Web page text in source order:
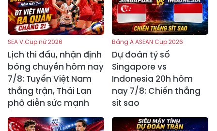
SEA V.Cup nữ 2026
Lịch thi đấu, nhận định
bóng chuyền hôm nay
7/8: Tuyển Việt Nam
thắng trận, Thái Lan
phô diễn sức mạnh
Bảng A ASEAN Cup 2026
Dự đoán tỷ số
Singapore vs
Indonesia 20h hôm
nay 7/8: Chiến thắng
sít sao